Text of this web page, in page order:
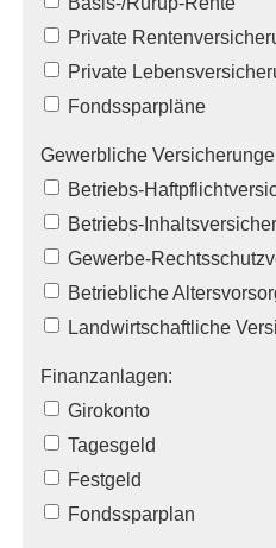
Private
Private
Fondssparpläne
Gewerbliche
Betriebs-
Betriebs-
Gewerbe-
Betriebliche
Landwirtschaftliche
Finanzanlagen:
Giro­konto
Tages­geld
Festgeld
Fondssparplan